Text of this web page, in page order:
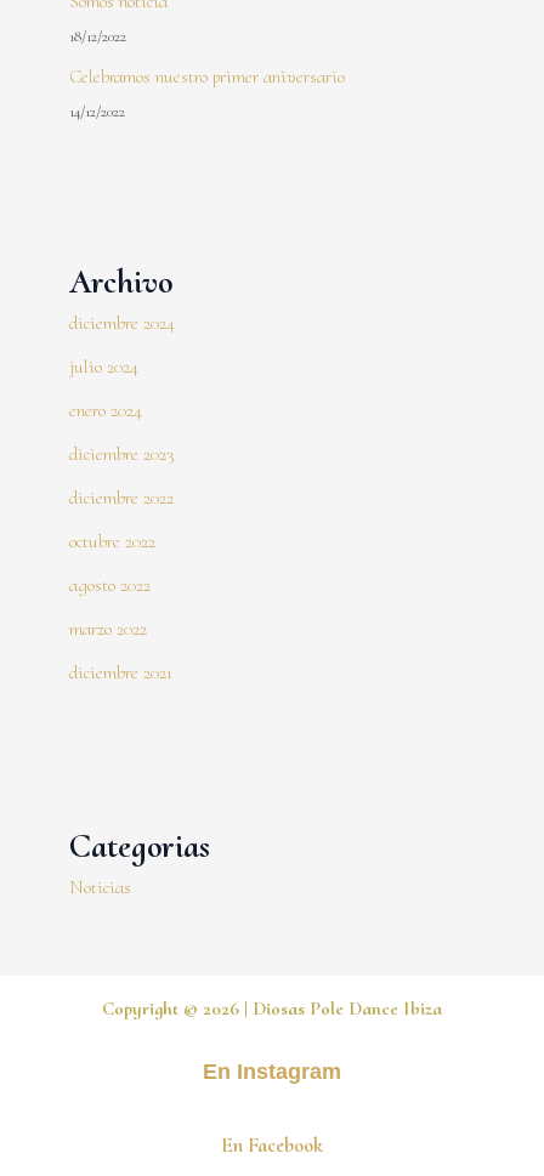
18/12/2022
Celebramos nuestro primer aniversario
14/12/2022
Archivo
diciembre 2024
julio 2024
enero 2024
diciembre 2023
diciembre 2022
octubre 2022
agosto 2022
marzo 2022
diciembre 2021
Categorias
Noticias
Copyright © 2026 | Diosas Pole Dance Ibiza
En Instagram
En Facebook